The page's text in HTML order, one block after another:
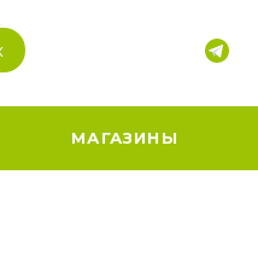
МАГАЗИНЫ